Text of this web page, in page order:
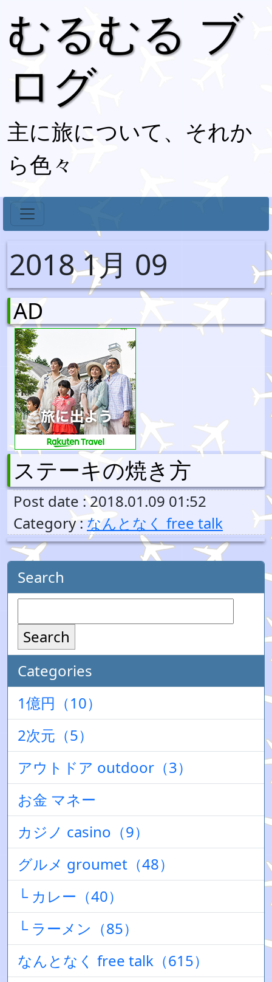
むるむる ブ
ログ
主に旅について、それか
ら色々
2018 1月 09
AD
ステーキの焼き方
Post date : 2018.01.09 01:52
Category : なんとなく free talk
Search
Search
Categories
1億円（10）
2次元（5）
アウトドア outdoor（3）
お金 マネー
カジノ casino（9）
グルメ groumet（48）
└ カレー（40）
└ ラーメン（85）
なんとなく free talk（615）